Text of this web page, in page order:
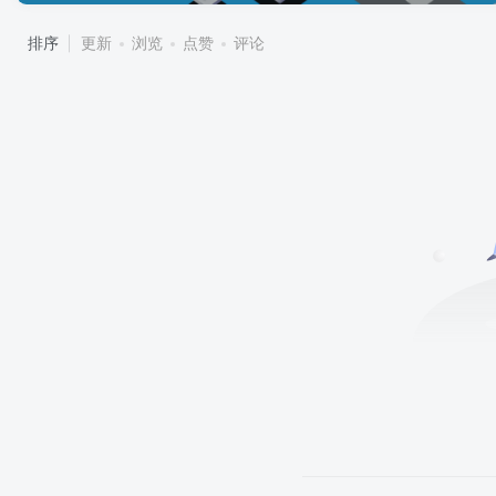
排序 更新 浏览 点赞 评论